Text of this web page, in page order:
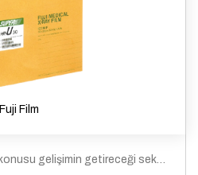
Fuji Film